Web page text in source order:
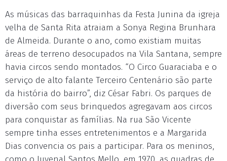
As músicas das barraquinhas da Festa Junina da igreja
velha de Santa Rita atraiam a Sonya Regina Brunhara
de Almeida. Durante o ano, como existiam muitas
áreas de terreno desocupados na Vila Santana, sempre
havia circos sendo montados. “O Circo Guaraciaba e o
serviço de alto falante Terceiro Centenário são parte
da história do bairro”, diz César Fabri. Os parques de
diversão com seus brinquedos agregavam aos circos
para conquistar as famílias. Na rua São Vicente
sempre tinha esses entretenimentos e a Margarida
Dias convencia os pais a participar. Para os meninos,